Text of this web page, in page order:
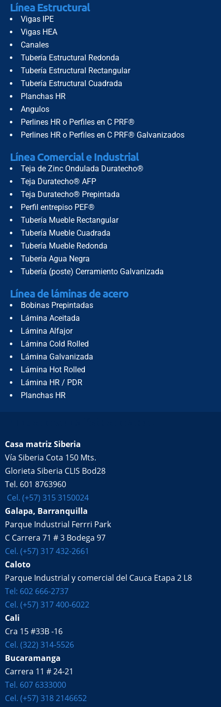
Línea Estructural
Vigas IPE
Vigas HEA
Canales
Tubería Estructural Redonda
Tubería Estructural Rectangular
Tubería Estructural Cuadrada
Planchas HR
Angulos
Perlines HR o Perfiles en C PRF®
Perlines HR o Perfiles en C PRF® Galvanizados
Línea Comercial e Industrial
Teja de Zinc Ondulada Duratecho®
Teja Duratecho® AFP
Teja Duratecho® Prepintada
Perfil entrepiso PEF®
Tubería Mueble Rectangular
Tubería Mueble Cuadrada
Tubería Mueble Redonda
Tubería Agua Negra
Tubería (poste) Cerramiento Galvanizada
Línea de láminas de acero
Bobinas Prepintadas
Lámina Aceitada
Lámina Alfajor
Lámina Cold Rolled
Lámina Galvanizada
Lámina Hot Rolled
Lámina HR / PDR
Planchas HR
Casa matriz Siberia
Vía Siberia Cota 150 Mts.
Glorieta Siberia CLIS Bod28
Tel. 601 8763960
Cel. (+57) 315 3150024
Galapa, Barranquilla
Parque Industrial Ferrri Park
C Carrera 71 # 3 Bodega 97
Cel. (+57) 317 432-2661
Caloto
Parque Industrial y comercial del Cauca Etapa 2 L8
Tel: 602 666-2737
Cel. (+57) 317 400-6022
Cali
Cra 15 #33B -16
Cel. (322) 314-5526
Bucaramanga
Carrera 11 # 24-21
Tel. 607 6333000
Cel. (+57) 318 2146652